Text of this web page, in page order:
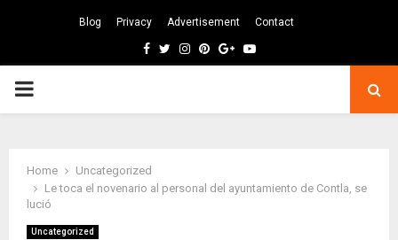
Blog Privacy Advertisement Contact
Facebook
TwitterInstagram
Pinterest
GoogleYoutube
PRIMARY
Home
Uncategorized
Le toca el novenario al personal del ayuntamiento de Contla, se
lució
Uncategorized